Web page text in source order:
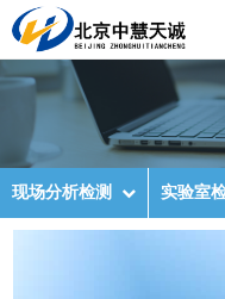
现场分析检测 实验室